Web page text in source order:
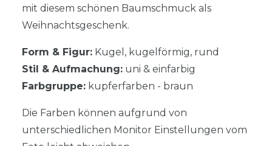
mit diesem schönen Baumschmuck als
Weihnachtsgeschenk.
Form & Figur: Kugel, kugelförmig, rund
Stil & Aufmachung: uni & einfarbig
Farbgruppe: kupferfarben - braun
Die Farben können aufgrund von
unterschiedlichen Monitor Einstellungen vom